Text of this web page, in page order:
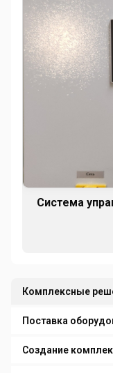
Система
Комплексные
Поставка
Создание